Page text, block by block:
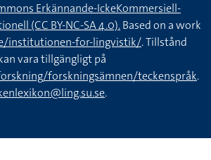
Erkännande-IckeKommersiell-
(CC BY-NC-SA 4.0).Based on a work
institutionen-for-lingvistik/. Tillstånd
vara tillgängligt på
forskningsämnen/teckenspråk.
.